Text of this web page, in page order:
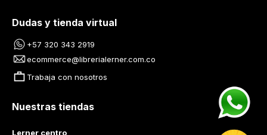
Dudas y tienda virtual
+57 320 343 2919
ecommerce@librerialerner.com.co
Trabaja con nosotros
Nuestras tiendas
Lerner centro